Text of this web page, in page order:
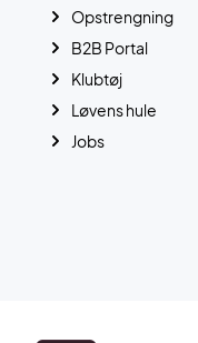
Opstrengning
B2B Portal
Klubtøj
Løvens hule
Jobs